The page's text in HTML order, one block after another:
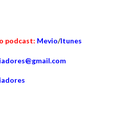
podcast: Mevio/Itunes